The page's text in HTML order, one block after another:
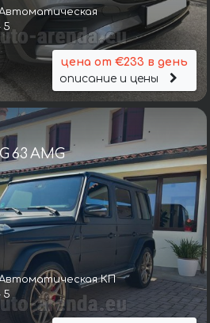
5
цена от €233 в день
описание и цены
63 AMG
КП
5